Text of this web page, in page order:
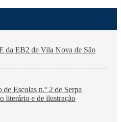
da EB2 de Vila Nova de São
Escolas n.º 2 de Serpa
literário e de ilustração